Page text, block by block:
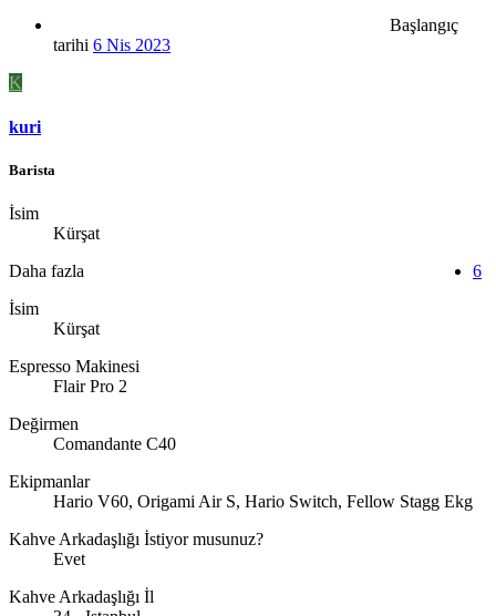
Başlangıç
tarihi 6 Nis 2023
K
kuri
Barista
İsim
Kürşat
Daha fazla
İsim
Kürşat
Espresso Makinesi
Flair Pro 2
Değirmen
Comandante C40
Ekipmanlar
Hario V60, Origami Air S, Hario Switch, Fellow Stagg Ekg
Kahve Arkadaşlığı İstiyor musunuz?
Evet
Kahve Arkadaşlığı İl
6